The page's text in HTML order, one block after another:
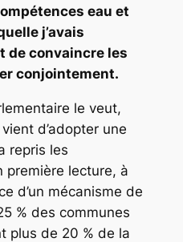
eau et
j’avais
de convaincre les
conjointement.
le veut,
d’adopter une
repris les
première lecture, à
d’un mécanisme de
% des communes
plus de 20 % de la